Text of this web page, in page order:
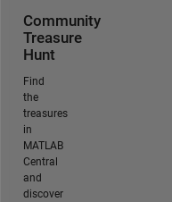
Community
Treasure
Hunt
Find
the
treasures
in
MATLAB
Central
and
discover